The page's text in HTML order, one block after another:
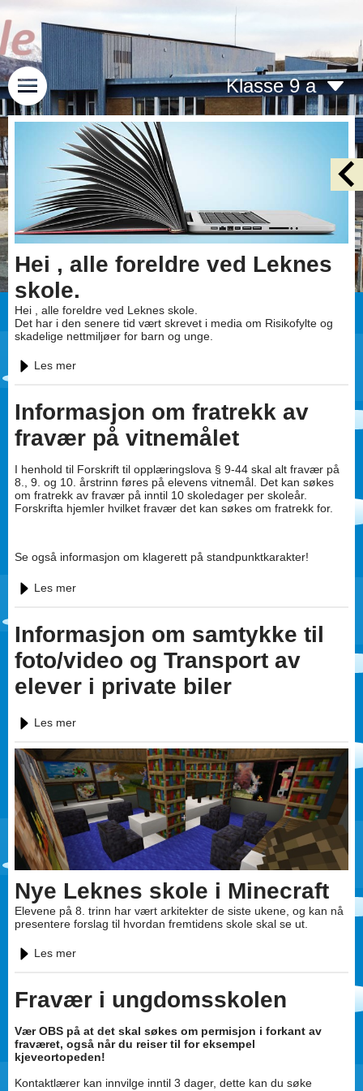
Klasse 9 a
Hei , alle foreldre ved Leknes
skole.
Hei , alle foreldre ved Leknes skole.
Det har i den senere tid vært skrevet i media om Risikofylte og
skadelige nettmiljøer for barn og unge.
Les mer
Informasjon om fratrekk av
fravær på vitnemålet
I henhold til Forskrift til opplæringslova § 9-44 skal alt fravær på
8., 9. og 10. årstrinn føres på elevens vitnemål. Det kan søkes
om fratrekk av fravær på inntil 10 skoledager per skoleår.
Forskrifta hjemler hvilket fravær det kan søkes om fratrekk for.
Se også informasjon om klagerett på standpunktkarakter!
Les mer
Informasjon om samtykke til
foto/video og Transport av
elever i private biler
Les mer
Nye Leknes skole i Minecraft
Elevene på 8. trinn har vært arkitekter de siste ukene, og kan nå
presentere forslag til hvordan fremtidens skole skal se ut.
Les mer
Fravær i ungdomsskolen
Vær OBS på at det skal søkes om permisjon i forkant av
fraværet, også når du reiser til for eksempel
kjeveortopeden!
Kontaktlærer kan innvilge inntil 3 dager, dette kan du søke